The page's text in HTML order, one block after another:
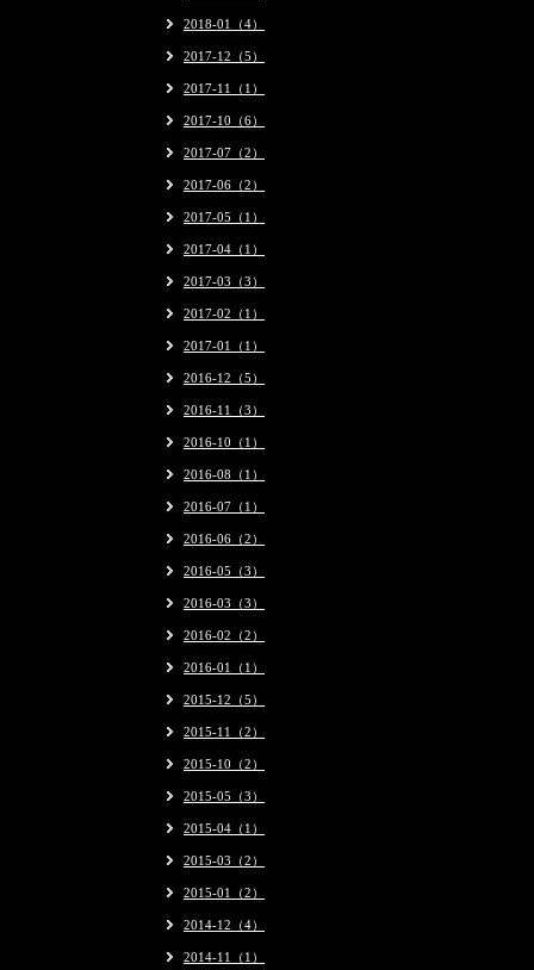
2018-01（4）
2017-12（5）
2017-11（1）
2017-10（6）
2017-07（2）
2017-06（2）
2017-05（1）
2017-04（1）
2017-03（3）
2017-02（1）
2017-01（1）
2016-12（5）
2016-11（3）
2016-10（1）
2016-08（1）
2016-07（1）
2016-06（2）
2016-05（3）
2016-03（3）
2016-02（2）
2016-01（1）
2015-12（5）
2015-11（2）
2015-10（2）
2015-05（3）
2015-04（1）
2015-03（2）
2015-01（2）
2014-12（4）
2014-11（1）